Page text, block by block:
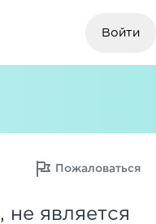
Войти
Пожаловаться
не является